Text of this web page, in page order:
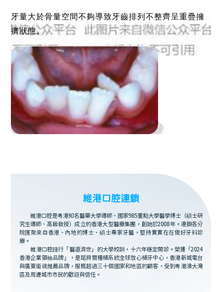
牙量大於骨量空間不夠導致牙齒排列不整齊呈重疊擁
擠狀態。
維港口腔連鎖
維港口腔是粵港知名醫藥大學導師、國家985重點大學醫學博士（碩士研
究生導師、高級教授）成立的香港大型醫療集團，創始於2008年。連鎖各分
院匯聚來自香港、內地的博士、碩士專家牙醫，堅持實實在在做好牙科診
療。
維港口腔踐行「醫道濟世」的大學校訓，十六年穩定開診。榮獲「2024
香港企業領袖品牌」，是諾貝爾種植系統全球放心植牙中心，香港新城電台
與廣東衛視推薦品牌，服務超過三十個國家和地區的顧客，受到粵港澳大灣
區及周邊城市市民的歡迎與信任。